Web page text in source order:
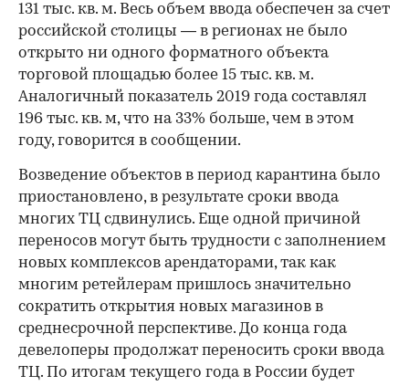
131 тыс. кв. м. Весь объем ввода обеспечен за счет
российской столицы — в регионах не было
открыто ни одного форматного объекта
торговой площадью более 15 тыс. кв. м.
Аналогичный показатель 2019 года составлял
196 тыс. кв. м, что на 33% больше, чем в этом
году, говорится в сообщении.
Возведение объектов в период карантина было
приостановлено, в результате сроки ввода
многих ТЦ сдвинулись. Еще одной причиной
переносов могут быть трудности с заполнением
новых комплексов арендаторами, так как
многим ретейлерам пришлось значительно
сократить открытия новых магазинов в
среднесрочной перспективе. До конца года
девелоперы продолжат переносить сроки ввода
ТЦ. По итогам текущего года в России будет